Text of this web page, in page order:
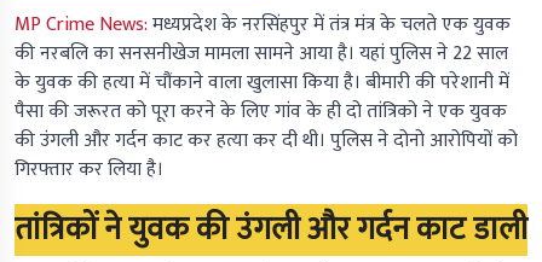
MP Crime News:मध्यप्रदेश के नरसिंहपुर में तंत्र मंत्र के चलते एक युवक
की नरबलि का सनसनीखेज मामला सामने आया है। यहां पुलिस ने 22 साल
के युवक की हत्या में चौंकाने वाला खुलासा किया है। बीमारी की परेशानी में
पैसा की जरूरत को पूरा करने के लिए गांव के ही दो तांत्रिको ने एक युवक
की उंगली और गर्दन काट कर हत्या कर दी थी। पुलिस ने दोनो आरोपियों को
गिरफ्तार कर लिया है।
तांत्रिकों ने युवक की उंगली और गर्दन काट डाली